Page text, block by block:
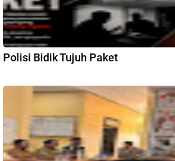
Polisi Bidik Tujuh Paket